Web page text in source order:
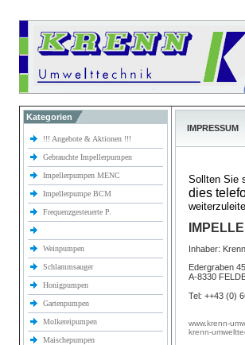
Kategorien
!!! Angebote & Aktionen !!!
Gebrauchte Impellerpumpen
Impellerpumpen MENC
Impellerpumpe BCM
Frequenzgesteuerte P.
Weinpumpen
Schlammsauger
Honigpumpen
Gartenpumpen
Molkereipumpen
Maischepumpen
IMPRESSUM
Sollten Sie
dies
Inhaber:
Edergraben 45
A-8330
Tel: ++43 (0)
www.krenn-
krenn-